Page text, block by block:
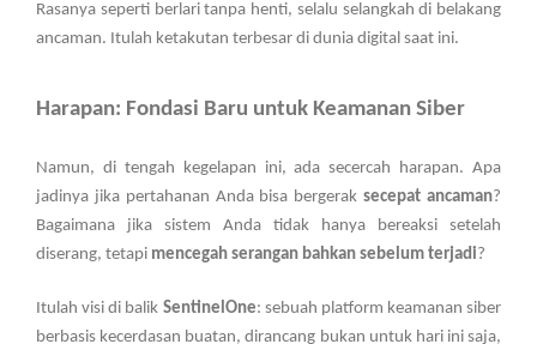
Rasanya seperti berlari tanpa henti, selalu selangkah di belakang
ancaman. Itulah ketakutan terbesar di dunia digital saat ini.
Harapan: Fondasi Baru untuk Keamanan Siber
Namun, di tengah kegelapan ini, ada secercah harapan. Apa
jadinya jika pertahanan Anda bisa bergeraksecepat ancaman?
Bagaimana jika sistem Anda tidak hanya bereaksi setelah
diserang, tetapi mencegah serangan bahkan sebelum terjadi?
Itulah visi di balik SentinelOne: sebuah platform keamanan siber
berbasis kecerdasan buatan, dirancang bukan untuk hari ini saja,